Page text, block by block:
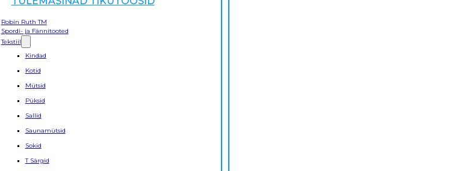
Robin Ruth TM
Spordi- ja Fännitooted
Tekstiil
Kindad
Kotid
Mütsid
Püksid
Sallid
Saunamütsid
Sokid
T Särgid